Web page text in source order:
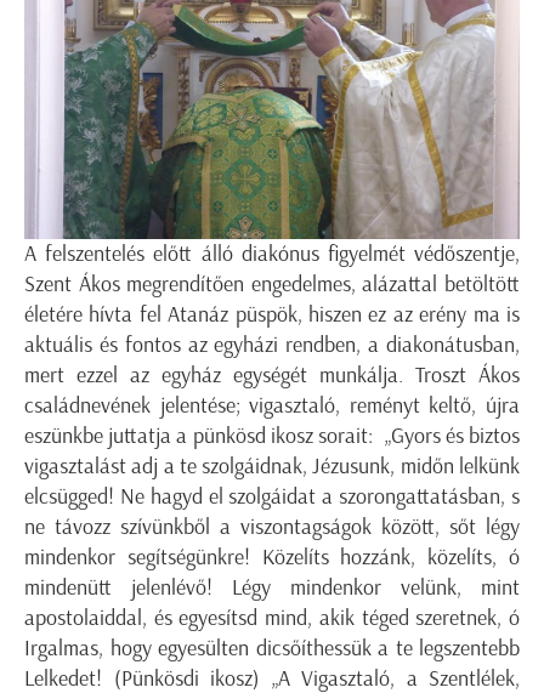
A felszentelés előtt álló diakónus figyelmét védőszentje,
Szent Ákos megrendítően engedelmes, alázattal betöltött
életére hívta fel Atanáz püspök, hiszen ez az erény ma is
aktuális és fontos az egyházi rendben, a diakonátusban,
mert ezzel az egyház egységét munkálja. Troszt Ákos
családnevének jelentése; vigasztaló, reményt keltő, újra
eszünkbe juttatja a pünkösd ikosz sorait: „Gyors és biztos
vigasztalást adj a te szolgáidnak, Jézusunk, midőn lelkünk
elcsügged! Ne hagyd el szolgáidat a szorongattatásban, s
ne távozz szívünkből a viszontagságok között, sőt légy
mindenkor segítségünkre! Közelíts hozzánk, közelíts, ó
mindenütt jelenlévő! Légy mindenkor velünk, mint
apostolaiddal, és egyesítsd mind, akik téged szeretnek, ó
Irgalmas, hogy egyesülten dicsőíthessük a te legszentebb
Lelkedet! (Pünkösdi ikosz) „A Vigasztaló, a Szentlélek,